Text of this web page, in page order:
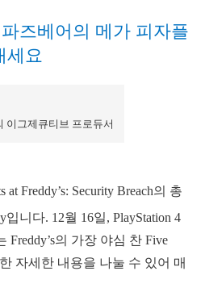
즈베어의 메가 피자플
세요
이그제큐티브 프로듀서
Freddy’s: Security Breach의 총
니다. 12월 16일, PlayStation 4
Freddy’s의 가장 야심 찬 Five
자세한 내용을 나눌 수 있어 매